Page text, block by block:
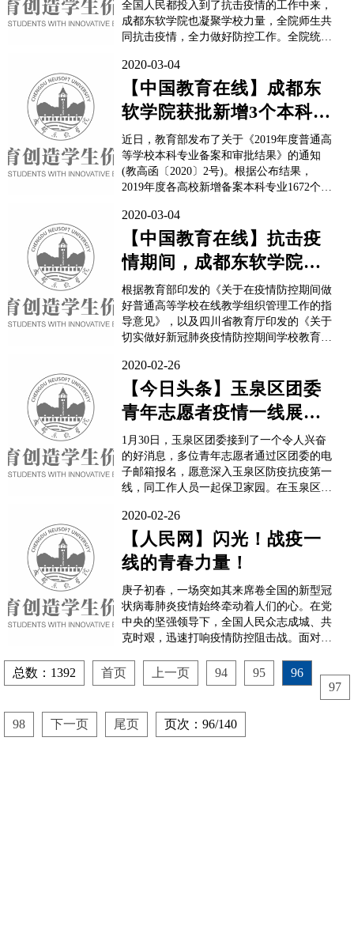
情防控工...
全国人民都投入到了抗击疫情的工作中来，
成都东软学院也凝聚学校力量，全院师生共
同抗击疫情，全力做好防控工作。全院统一
都东软学院领导便高度重视疫情防控工作、
抓紧时间制定应对措施。学院党委书记、院
长张应辉多次于线上召开紧急会议，同学院
主要领导及重点工作部门共同商议部...
2020-03-04
【中国教育在线】成都东
软学院获批新增3个本科专
业 进一步完善IT＋健康医
疗科技...
近日，教育部发布了关于《2019年度普通高
等学校本科专业备案和审批结果》的通知
(教高函〔2020〕2号)。根据公布结果，
2019年度各高校新增备案本科专业1672个，
类或修业年限专业47个，撤销本科专业367
个。由成都东软学院申报的医学信息工程
（080711T，工学）、智能科学与技术（...
2020-03-04
【中国教育在线】抗击疫
情期间，成都东软学院在
线教学工作如期进行
根据教育部印发的《关于在疫情防控期间做
好普通高等学校在线教学组织管理工作的指
导意见》，以及四川省教育厅印发的《关于
切实做好新冠肺炎疫情防控期间学校教育教
全面部署，响应教育部“停课不停教、停课
不停学”的号召，采取“学生不返校、停课不
停学”、教师开展线上教学、学生灵活自主
学习的教学模式，保障在疫情...
2020-02-26
【今日头条】玉泉区团委
青年志愿者疫情一线展现
风采
1月30日，玉泉区团委接到了一个令人兴奋
的好消息，多位青年志愿者通过区团委的电
子邮箱报名，愿意深入玉泉区防疫抗疫第一
线，同工作人员一起保卫家园。在玉泉区团
续奔赴防疫抗疫一线，帮助社区完成值班值
守、人员登记、卫生消毒等各项工作。“我
在电视上看到支援武汉的医务工作者，心里
非常感动，...
2020-02-26
【人民网】闪光！战疫一
线的青春力量！
庚子初春，一场突如其来席卷全国的新型冠
状病毒肺炎疫情始终牵动着人们的心。在党
中央的坚强领导下，全国人民众志成城、共
克时艰，迅速打响疫情防控阻击战。面对新
委在区委统一安排部署下，充分发挥战斗堡
垒作用，第一时间向全区青年发出“招募
毒，打赢防疫战役。抗击疫情 刻不...
总数：1392 首页 上一页 94 95
96
97
98 下一页 尾页 页次：96/140